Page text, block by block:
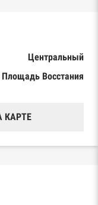
Центральный
Площадь Восстания
КАРТЕ